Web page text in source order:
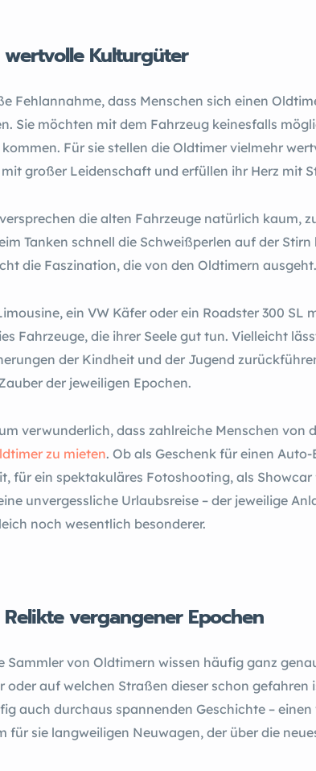
Kulturgüter
Fehlannahme, dass Menschen sich einen
Sie möchten mit dem Fahrzeug keinesfalls
Für sie stellen die Oldtimer vielmehr
mit großer Leidenschaft und erfüllen ihr Herz mit
die alten Fahrzeuge natürlich kaum,
Tanken schnell die Schweißperlen auf der
die Faszination, die von den Oldtimern ausgeht.
ein VW Käfer oder ein Roadster 300 SL
Fahrzeuge, die ihrer Seele gut tun. Vielleicht
der Kindheit und der Jugend
der jeweiligen Epochen.
verwunderlich, dass zahlreiche Menschen von
zu mieten. Ob als Geschenk für einen
für ein spektakuläres Fotoshooting, als
unvergessliche Urlaubsreise – der jeweilige
noch wesentlich besonderer.
vergangener Epochen
Sammler von Oldtimern wissen häufig ganz
oder auf welchen Straßen dieser schon gefahren
auch durchaus spannenden Geschichte –
für sie langweiligen Neuwagen, der über die